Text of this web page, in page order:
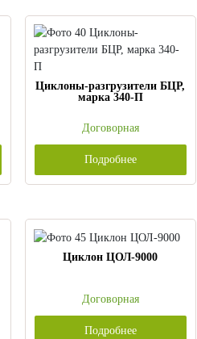
Циклоны-разгрузители БЦР,
марка 340-П
Договорная
Подробнее
Циклон ЦОЛ-9000
Договорная
Подробнее